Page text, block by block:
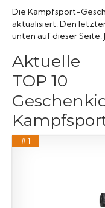
Die Kampfsport-
aktualisiert. Den
unten auf dieser Seite.
Aktuelle
TOP 10
# 1